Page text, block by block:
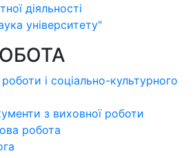
діяльності
університету"
і соціально-культурного
з виховної роботи
робота